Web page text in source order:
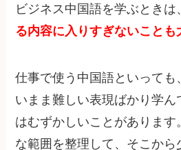
ビジネス中国語を学ぶときは
る内容に入りすぎないことも
仕事で使う中国語といっても
いまま難しい表現ばかり学
はむずかしいことがありま
な範囲を整理して、そこから